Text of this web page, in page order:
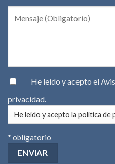
He leído y acepto el
privacidad.
* obligatorio